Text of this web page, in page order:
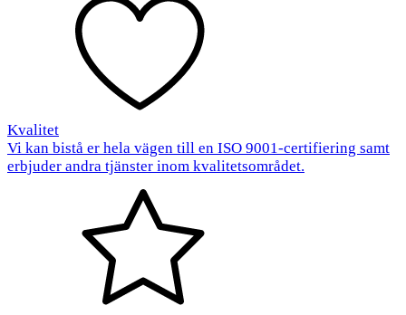
Kvalitet
Vi kan bistå er hela vägen till en ISO 9001-certifiering samt
erbjuder andra tjänster inom kvalitetsområdet.